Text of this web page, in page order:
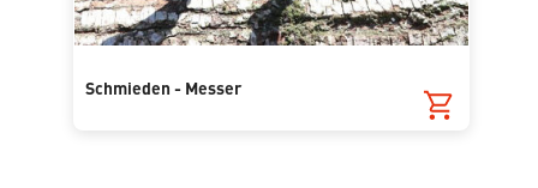
Schmieden - Messer